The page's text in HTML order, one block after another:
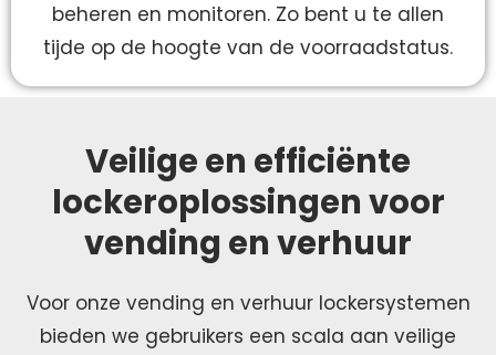
beheren en monitoren. Zo bent u te allen
tijde op de hoogte van de voorraadstatus.
Veilige en efficiënte
lockeroplossingen voor
vending en verhuur
Voor onze vending en verhuur lockersystemen
bieden we gebruikers een scala aan veilige